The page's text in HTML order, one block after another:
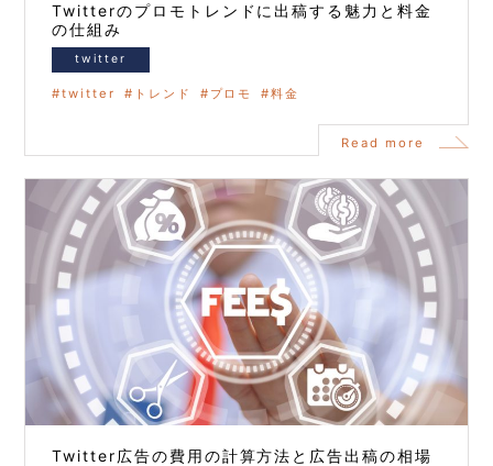
Twitterのプロモトレンドに出稿する魅力と料金
の仕組み
twitter
twitter トレンド プロモ 料金
Read more
Twitter広告の費用の計算方法と広告出稿の相場